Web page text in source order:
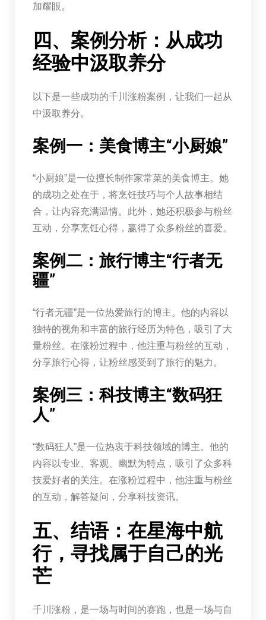
加耀眼。
四、案例分析：从成功
经验中汲取养分
以下是一些成功的千川涨粉案例，让我们一起从
中汲取养分。
案例一：美食博主“小厨娘”
“小厨娘”是一位擅长制作家常菜的美食博主。她
的成功之处在于，将烹饪技巧与个人故事相结
合，让内容充满温情。此外，她还积极参与粉丝
互动，分享烹饪心得，赢得了众多粉丝的喜爱。
案例二：旅行博主“行者无
疆”
“行者无疆”是一位热爱旅行的博主。他的内容以
独特的视角和丰富的旅行经历为特色，吸引了大
量粉丝。在涨粉过程中，他注重与粉丝的互动，
分享旅行心得，让粉丝感受到了旅行的魅力。
案例三：科技博主“数码狂
人”
“数码狂人”是一位热衷于科技领域的博主。他的
内容以专业、客观、幽默为特点，吸引了众多科
技爱好者的关注。在涨粉过程中，他注重与粉丝
的互动，解答疑问，分享科技资讯。
五、结语：在星海中航
行，寻找属于自己的光
芒
千川涨粉，是一场与时间的赛跑，也是一场与自